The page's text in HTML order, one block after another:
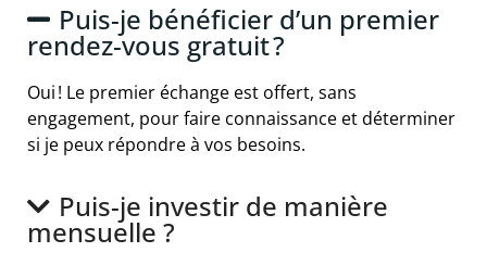
Puis-je bénéficier d’un premier
rendez-vous gratuit ?
Oui ! Le premier échange est offert, sans
engagement, pour faire connaissance et déterminer
si je peux répondre à vos besoins.
Puis-je investir de manière
mensuelle ?